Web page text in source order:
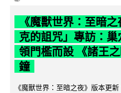
《魔獸世界：至暗
克的詛咒」專訪：
領門檻而設 《諸王
鐘
《魔獸世界：至暗之夜》版本更